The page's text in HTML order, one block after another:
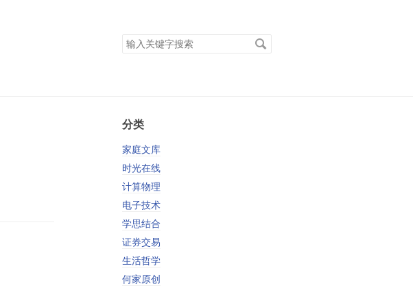
搜
索
分类
家庭文库
时光在线
计算物理
电子技术
学思结合
证券交易
生活哲学
何家原创